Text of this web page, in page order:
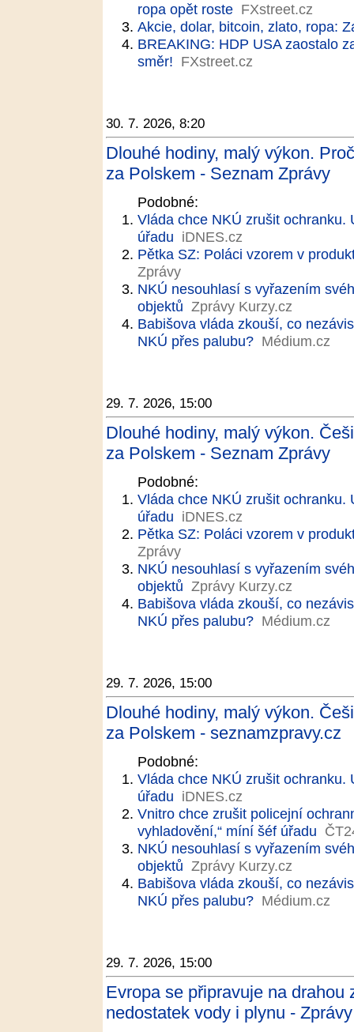
ropa opět roste FXstreet.cz
Akcie, dolar, bitcoin, zlato, ropa:
BREAKING: HDP USA zaostalo
směr! FXstreet.cz
30. 7. 2026, 8:20
Dlouhé hodiny, malý výkon.
za Polskem - Seznam Zprávy
Podobné:
Vláda chce NKÚ zrušit ochranku.
úřadu iDNES.cz
Pětka SZ: Poláci vzorem v
Zprávy
NKÚ nesouhlasí s vyřazením
objektů Zprávy Kurzy.cz
Babišova vláda zkouší, co
NKÚ přes palubu? Médium.cz
29. 7. 2026, 15:00
Dlouhé hodiny, malý výkon.
za Polskem - Seznam Zprávy
Podobné:
Vláda chce NKÚ zrušit ochranku.
úřadu iDNES.cz
Pětka SZ: Poláci vzorem v
Zprávy
NKÚ nesouhlasí s vyřazením
objektů Zprávy Kurzy.cz
Babišova vláda zkouší, co
NKÚ přes palubu? Médium.cz
29. 7. 2026, 15:00
Dlouhé hodiny, malý výkon.
za Polskem - seznamzpravy.cz
Podobné:
Vláda chce NKÚ zrušit ochranku.
úřadu iDNES.cz
Vnitro chce zrušit policejní
vyhladovění,“ míní šéf úřadu
NKÚ nesouhlasí s vyřazením
objektů Zprávy Kurzy.cz
Babišova vláda zkouší, co
NKÚ přes palubu? Médium.cz
29. 7. 2026, 15:00
Evropa se připravuje na drahou
nedostatek vody i plynu -